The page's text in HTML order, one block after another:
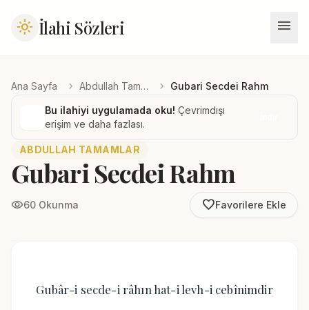
light_mode İlahi Sözleri menu
Ana Sayfa chevron_right Abdullah Tamamlar chevron_right Gubari Secdei Rahm
Bu ilahiyi uygulamada oku! Çevrimdışı
erişim ve daha fazlası.
ABDULLAH TAMAMLAR
Gubari Secdei Rahm
visibility60 Okunma favorite_borderFavorilere Ekle
Gubâr-i secde-i râhın hat-i levh-i cebînimdir